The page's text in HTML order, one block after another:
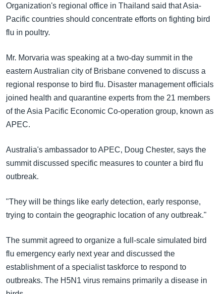
ရန်
ရှာဖွေ
ရန်
သို့
ကျော်
ရန်
ဘာသာစကားများ
Organization's regional office in Thailand said that Asia-
Pacific countries should concentrate efforts on fighting bird
flu in poultry.
Mr. Morvaria was speaking at a two-day summit in the
eastern Australian city of Brisbane convened to discuss a
regional response to bird flu. Disaster management officials
joined health and quarantine experts from the 21 members
of the Asia Pacific Economic Co-operation group, known as
APEC.
Australia's ambassador to APEC, Doug Chester, says the
summit discussed specific measures to counter a bird flu
outbreak.
"They will be things like early detection, early response,
trying to contain the geographic location of any outbreak."
The summit agreed to organize a full-scale simulated bird
flu emergency early next year and discussed the
establishment of a specialist taskforce to respond to
outbreaks. The H5N1 virus remains primarily a disease in